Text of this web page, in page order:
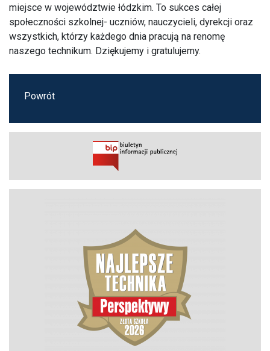
miejsce w województwie łódzkim. To sukces całej
społeczności szkolnej- uczniów, nauczycieli, dyrekcji oraz
wszystkich, którzy każdego dnia pracują na renomę
naszego technikum. Dziękujemy i gratulujemy.
Powrót